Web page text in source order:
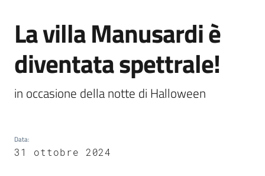
Menu selezionato
Servizi
Vivere
Salta al contenuto
La villa Manusardi è
diventata spettrale!
in occasione della notte di Halloween
Data:
31 ottobre 2024